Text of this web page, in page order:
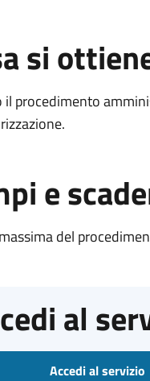
si
il procedimento
e
del
al
Accedi al servizio